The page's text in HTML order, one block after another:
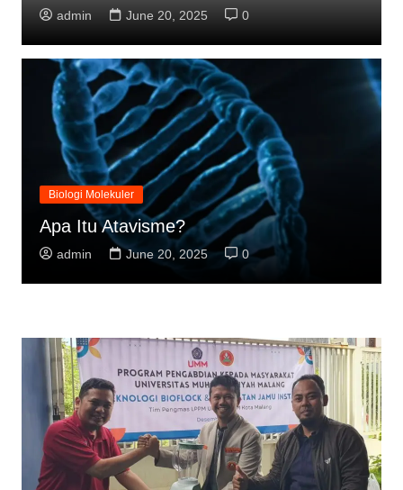
admin June 20, 2025 0
Biologi Molekuler
Apa Itu Atavisme?
admin June 20, 2025 0